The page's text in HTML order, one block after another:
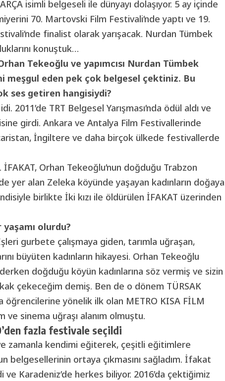
isimli belgeseli ile dünyayı dolaşıyor. 5 ay içinde
70. Martovski Film Festivali’nde yaptı ve 19.
finalist olarak yarışacak. Nurdan Tümbek
konuştuk…
Tekeoğlu ve yapımcısı Nurdan Tümbek
meşgul eden pek çok belgesel çektiniz. Bu
ses getiren hangisiydi?
2011’de TRT Belgesel Yarışması’nda ödül aldı ve
girdi. Ankara ve Antalya Film Festivallerinde
İngiltere ve daha birçok ülkede festivallerde
Orhan Tekeoğlu’nun doğduğu Trabzon
yer alan Zeleka köyünde yaşayan kadınların doğaya
birlikte İki kızı ile öldürülen İFAKAT üzerinden
yaşamı olurdu?
gurbete çalışmaya giden, tarımla uğraşan,
büyüten kadınların hikayesi. Orhan Tekeoğlu
doğduğu köyün kadınlarına söz vermiş ve sizin
çekeceğim demiş. Ben de o dönem TÜRSAK
öğrencilerine yönelik ilk olan METRO KISA FİLM
ve sinema uğraşı alanım olmuştu.
fazla festivale seçildi
ve zamanla kendimi eğiterek, çeşitli eğitimlere
belgesellerinin ortaya çıkmasını sağladım. İfakat
Karadeniz’de herkes biliyor. 2016’da çektiğimiz